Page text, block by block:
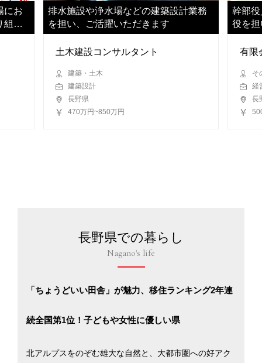
にお
組ん
排水施設や浄水場などの建築設計業務
を担い、ご活躍いただきます
土木建設コンサルタント
建築・土木
建築設計
長野県
470万円~850万円
幹部
役を
ただ
有限
そ
経
長
長野県での暮らし
Nagano's life
「ちょうどいい田舎」が魅力、移住ランキング2年連
続全国第1位！子どもや女性に優しい県
北アルプスをのぞむ雄大な自然と、大都市圏への好アク